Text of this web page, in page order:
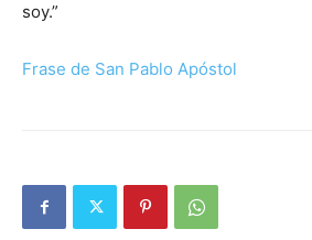
soy.”
Frase de San Pablo Apóstol